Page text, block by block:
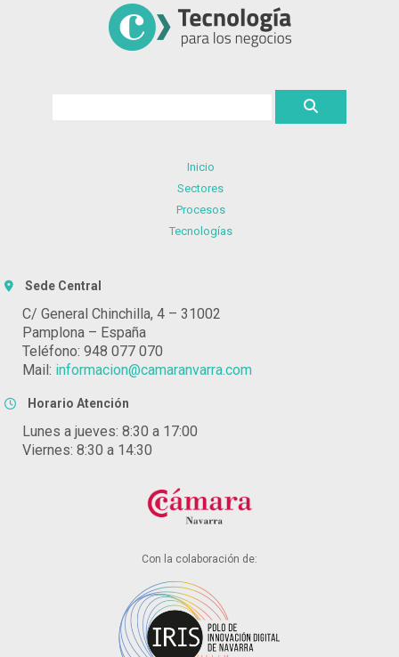
Inicio
Sectores
Procesos
Tecnologías
Sede Central
C/ General Chinchilla, 4 – 31002
Pamplona – España
Teléfono: 948 077 070
Mail: informacion@camaranvarra.com
Horario Atención
Lunes a jueves: 8:30 a 17:00
Viernes: 8:30 a 14:30
Con la colaboración de: